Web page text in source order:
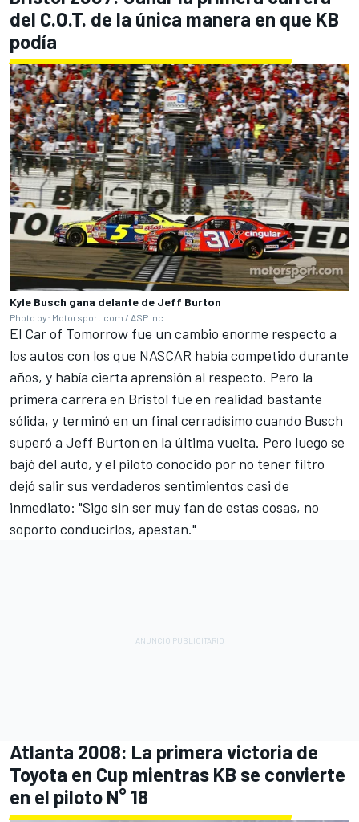
del C.O.T. de la única manera en que KB
podía
Kyle Busch gana delante de Jeff Burton
Photo by: Motorsport.com / ASP Inc.
El Car of Tomorrow fue un cambio enorme respecto a
los autos con los que NASCAR había competido durante
años, y había cierta aprensión al respecto. Pero la
primera carrera en Bristol fue en realidad bastante
sólida, y terminó en un final cerradísimo cuando Busch
superó a Jeff Burton en la última vuelta. Pero luego se
bajó del auto, y el piloto conocido por no tener filtro
dejó salir sus verdaderos sentimientos casi de
inmediato: "Sigo sin ser muy fan de estas cosas, no
soporto conducirlos, apestan."
Atlanta 2008: La primera victoria de
Toyota en Cup mientras KB se convierte
en el piloto N° 18